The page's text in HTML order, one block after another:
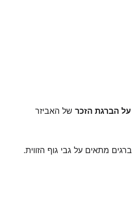
על הברגת הזכר של האביזר
מתאים על גבי גוף הזווית.